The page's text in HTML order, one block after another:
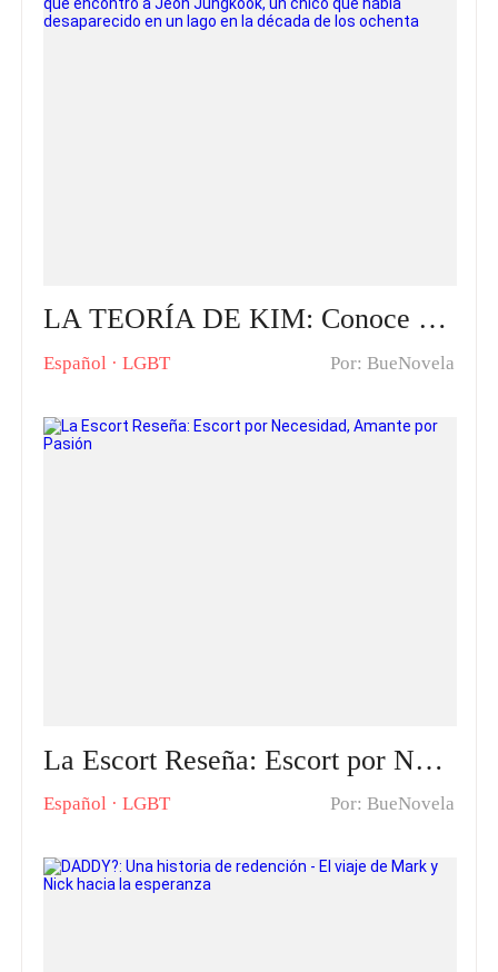
LA TEORÍA DE KIM: Conoce la historia de Kim Taehyung, que encontró a Jeon Jungkook, un chico que había desaparecido en un lago en la década de los ochenta
Español ·LGBT Por: BueNovela
La Escort Reseña: Escort por Necesidad, Amante por Pasión
Español ·LGBT Por: BueNovela